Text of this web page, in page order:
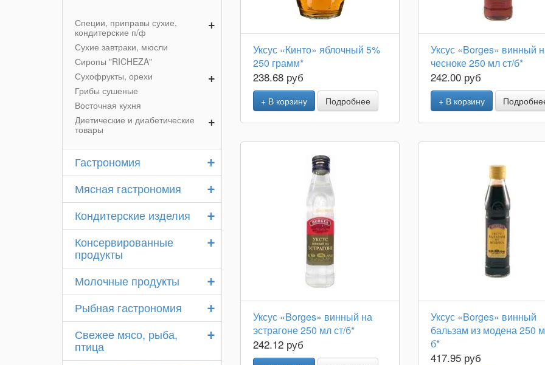
Уксус «Кинто» яблочный 5%
250 грамм*
238.68 руб
+ В корзину Подробнее
Уксус «Borges» винный
чесноке 250 мл ст/б*
242.00 руб
+ В корзину
Уксус «Borges» винный на
эстрагоне 250 мл ст/б*
242.12 руб
Уксус «Borges» винный
бальзам из модена 250
б*
417.95 руб
+
Специи, приправы сухие,
кондитерские п/ф
Сухие завтраки, мюсли
Сиропы "RICHEZA"
+
Сухофрукты, орехи
Грибы сушеные
Восточная кухня
+
Диетические и диабетические
товары
+
Гастрономия
+
Мясная гастрономия
+
Кондитерские изделия
+
Консервированные
продукты
+
Молочные продукты
+
Рыбная гастрономия
+
Свежее мясо, рыба,
птица